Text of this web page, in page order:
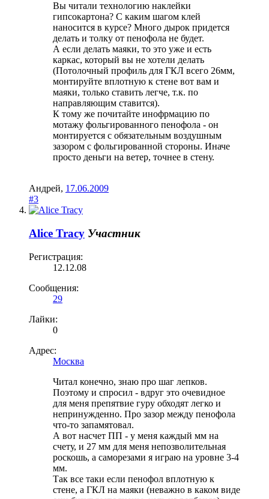
Вы читали технологию наклейки
гипсокартона? С каким шагом клей
наносится в курсе? Много дырок придется
делать и толку от пенофола не будет.
А если делать маяки, то это уже и есть
каркас, который вы не хотели делать
(Потолочный профиль для ГКЛ всего 26мм,
монтируйте вплотную к стене вот вам и
маяки, только ставить легче, т.к. по
направляющим ставится).
К тому же почитайте инофрмацию по
мотажу фольгированного пенофола - он
монтируется с обязательным воздушным
зазором с фольгированной стороны. Иначе
просто деньги на ветер, точнее в стену.
Андрей, 17.06.2009
#3
Alice Tracy Участник
Регистрация:
12.12.08
Сообщения:
29
Лайки:
0
Адрес:
Москва
Читал конечно, знаю про шаг лепков.
Поэтому и спросил - вдруг это очевидное
для меня препятвие гуру обходят легко и
непринужденно. Про зазор между пенофола
что-то запамятовал.
А вот насчет ПП - у меня каждый мм на
счету, и 27 мм для меня непозволительная
роскошь, а саморезами я играю на уровне 3-4
мм.
Так все таки если пенофол вплотную к
стене, а ГКЛ на маяки (неважно в каком виде